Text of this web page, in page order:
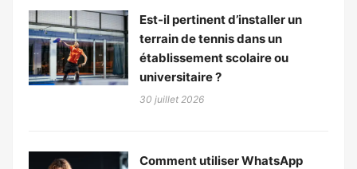
Est-il pertinent d’installer un
terrain de tennis dans un
établissement scolaire ou
universitaire ?
30 juillet 2026
Comment utiliser WhatsApp